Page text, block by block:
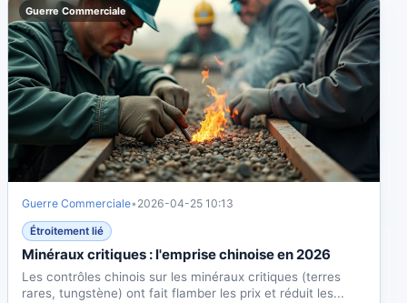
Guerre Commerciale
Guerre Commerciale• 2026-04-25 10:13
Étroitement lié
Minéraux critiques : l'emprise chinoise en 2026
Les contrôles chinois sur les minéraux critiques (terres
rares, tungstène) ont fait flamber les prix et réduit les...